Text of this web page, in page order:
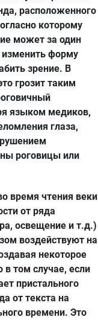
расположенного
которому
может за один
изменить форму
зрение. В
грозит таким
языком медиков,
глаза,
роговицы или
время чтения веки
от ряда
освещение и т.д.)
воздействуют на
некоторое
в том случае, если
пристального
от текста на
времени. Это